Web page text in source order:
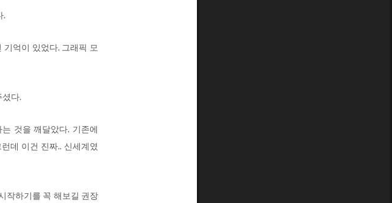
.
억이 있었다. 그래픽 모
셨다.
것을 깨달았다. 기존에
데 이건 진짜.. 신세계였
작하기를 꼭 해보길 권장